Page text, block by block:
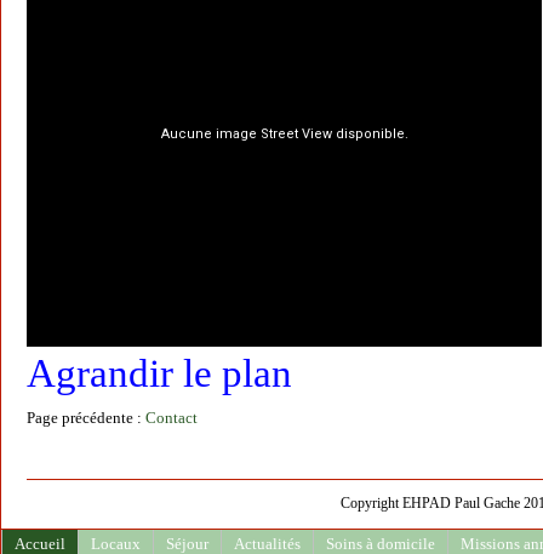
Agrandir le plan
Page précédente : Contact
Copyright EHPAD Paul Gache
Accueil Locaux Séjour Actualités Soins à domicile Missions